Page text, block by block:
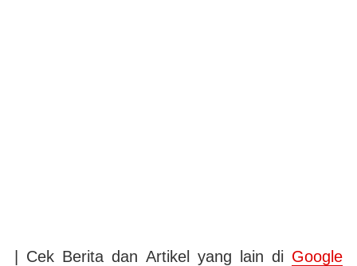
| Cek Berita dan Artikel yang lain di Google